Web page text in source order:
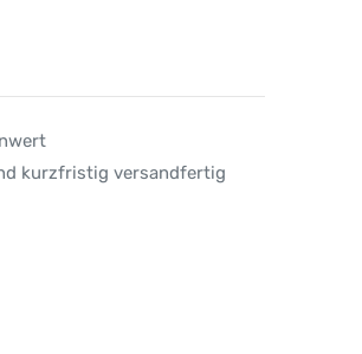
kurzfristig versandfertig